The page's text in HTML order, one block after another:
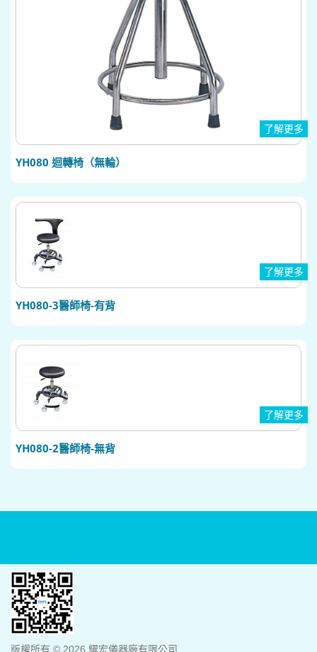
了解更多
YH080 迴轉椅（無輪）
了解更多
YH080-3醫師椅-有背
了解更多
YH080-2醫師椅-無背
版權所有 © 2026 耀宏儀器廠有限公司